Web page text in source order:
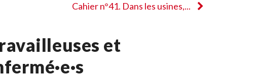
Cahier n°41. Dans les usines,...
et